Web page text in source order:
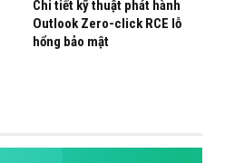
Chi tiết kỹ thuật phát hành
Outlook Zero-click RCE lỗ
hổng bảo mật